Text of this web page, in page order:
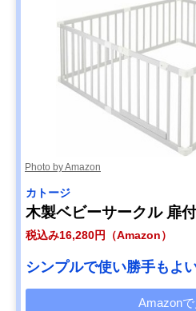
Photo by Amazon
カトージ
木製ベビーサークル 扉
税込み16,280円（Amazon）
シンプルで使い勝手もよ
Amazonで